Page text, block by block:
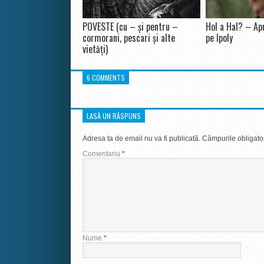
POVESTE (cu – și pentru –
cormorani, pescari și alte
vietăți)
Hol a Hal? –
pe Ipoly
6 COMMENTS
LASĂ UN RĂSPUNS
Adresa ta de email nu va fi publicată. Câmpurile
Comentariu *
Nume *